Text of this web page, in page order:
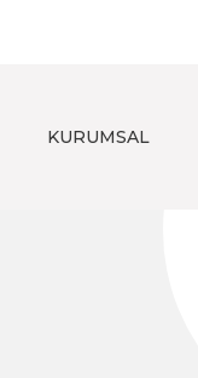
KURUMSAL